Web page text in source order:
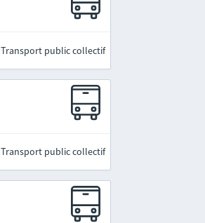
Transport public collectif
Transport public collectif